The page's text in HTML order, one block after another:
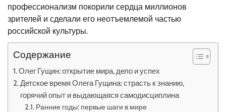
профессионализм покорили сердца миллионов
зрителей и сделали его неотъемлемой частью
российской культуры.
Содержание
Олег Гущин: открытие мира, дело и успех
Детское время Олега Гущина: страсть к знанию,
горячий опыт и выдающаяся самодисциплина
Ранние годы: первые шаги в мире